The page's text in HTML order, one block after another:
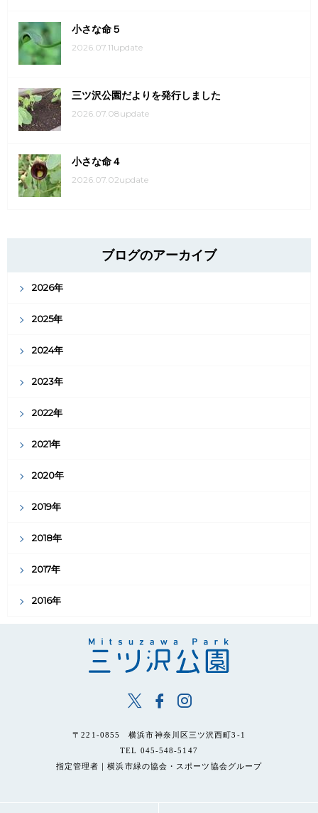
小さな命５
2026.07.11update
三ツ沢公園だよりを発行しました
2026.07.08update
小さな命４
2026.07.02update
ブログのアーカイブ
2026年
2025年
2024年
2023年
2022年
2021年
2020年
2019年
2018年
2017年
2016年
〒221-0855 横浜市神奈川区三ツ沢西町3-1
TEL 045-548-5147
指定管理者｜横浜市緑の協会・スポーツ協会グループ